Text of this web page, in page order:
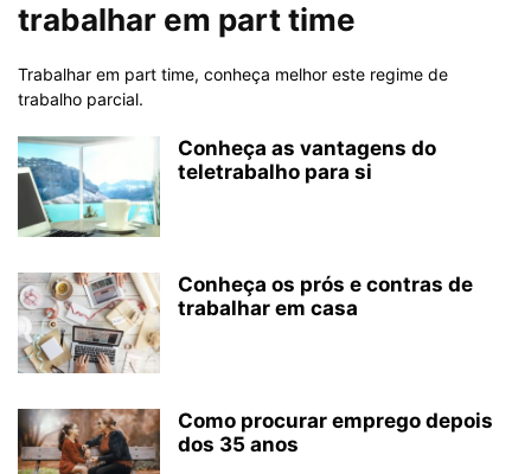
trabalhar em part time
Trabalhar em part time, conheça melhor este regime de
trabalho parcial.
Conheça as vantagens do
teletrabalho para si
Conheça os prós e contras de
trabalhar em casa
Como procurar emprego depois
dos 35 anos